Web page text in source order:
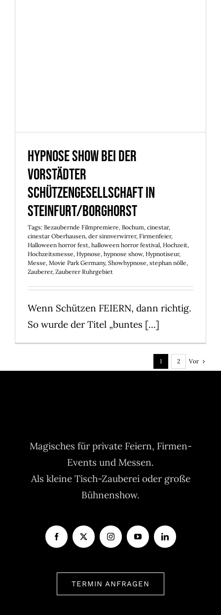
Hypnose Show bei der
Vorstädter
Schützengesellschaft in
Steinfurt/Borghorst
Tags: Bezaubernde Filmpremiere, Bochum, cinestar,
cinestar Oberhausen, der sinnverwirrer, Firmenfeier,
Halloween horror fest, halloween horror festival, Hochzeit,
Hochzeitsmesse, Hypnose, hypnose show, Hypnotiseur,
Messe, Movie Park Germany, Showhypnose, stephan nölle,
Zauberer, Zauberer Ruhrgebiet
Wenn Schützen FEIERN, dann richtig.
So wurde der Titel „buntes [...]
1 2 Vor
Magisches für private Feiern, Firmen-
Events und Messen.
Als kleine Tisch-Zauberei oder große
Bühnenshow.
TERMIN ANFRAGEN